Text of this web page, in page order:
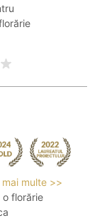
mai multe >>
o florărie